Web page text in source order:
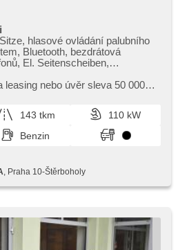
hlasové ovládání palubního
Bluetooth, bezdrátová
El. Seitenscheiben,
Scheinwerfer,
beheizte Spiegel,
mit Funkfernbedienung,
(ESP),
brzda,
6x Airbag
leasing nebo úvěr sleva 50 000
143 tkm
110 kW
Benzin
, Praha 10-Štěrboholy